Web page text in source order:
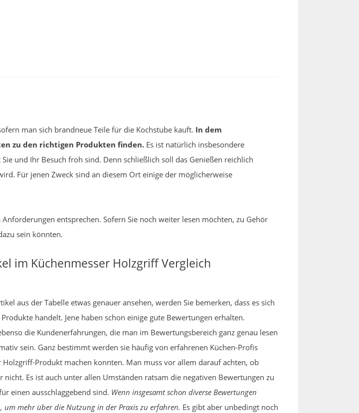
man sich brandneue Teile für die Kochstube kauft. In dem
zu den richtigen Produkten finden. Es ist natürlich insbesondere
und Ihr Besuch froh sind. Denn schließlich soll das Genießen reichlich
Für jenen Zweck sind an diesem Ort einige der möglicherweise
entsprechen. Sofern Sie noch weiter lesen möchten, zu Gehör
sein könnten.
im Küchenmesser Holzgriff Vergleich
aus der Tabelle etwas genauer ansehen, werden Sie bemerken, dass es sich
handelt. Jene haben schon einige gute Bewertungen erhalten.
die Kundenerfahrungen, die man im Bewertungsbereich ganz genau lesen
sein. Ganz bestimmt werden sie häufig von erfahrenen Küchen-Profis
Produkt machen konnten. Man muss vor allem darauf achten, ob
Es ist auch unter allen Umständen ratsam die negativen Bewertungen zu
einen ausschlaggebend sind. Wenn insgesamt schon diverse Bewertungen
um mehr über die Nutzung in der Praxis zu erfahren. Es gibt aber unbedingt noch